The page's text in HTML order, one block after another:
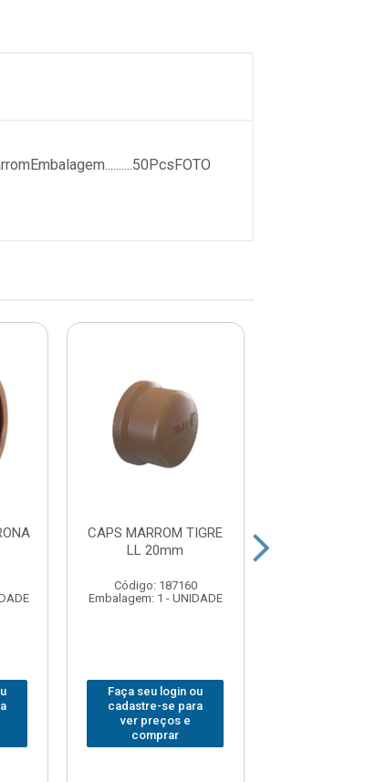
CAPS MARROM TIGRE
LL 20mm
Código: 187160
Embalagem: 1 - UNIDADE
Faça seu login ou
cadastre-se para
ver preços e
comprar